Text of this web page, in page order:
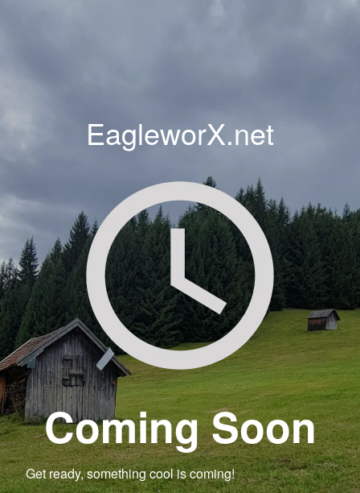
EagleworX.net
Coming Soon
Get ready, something cool is coming!